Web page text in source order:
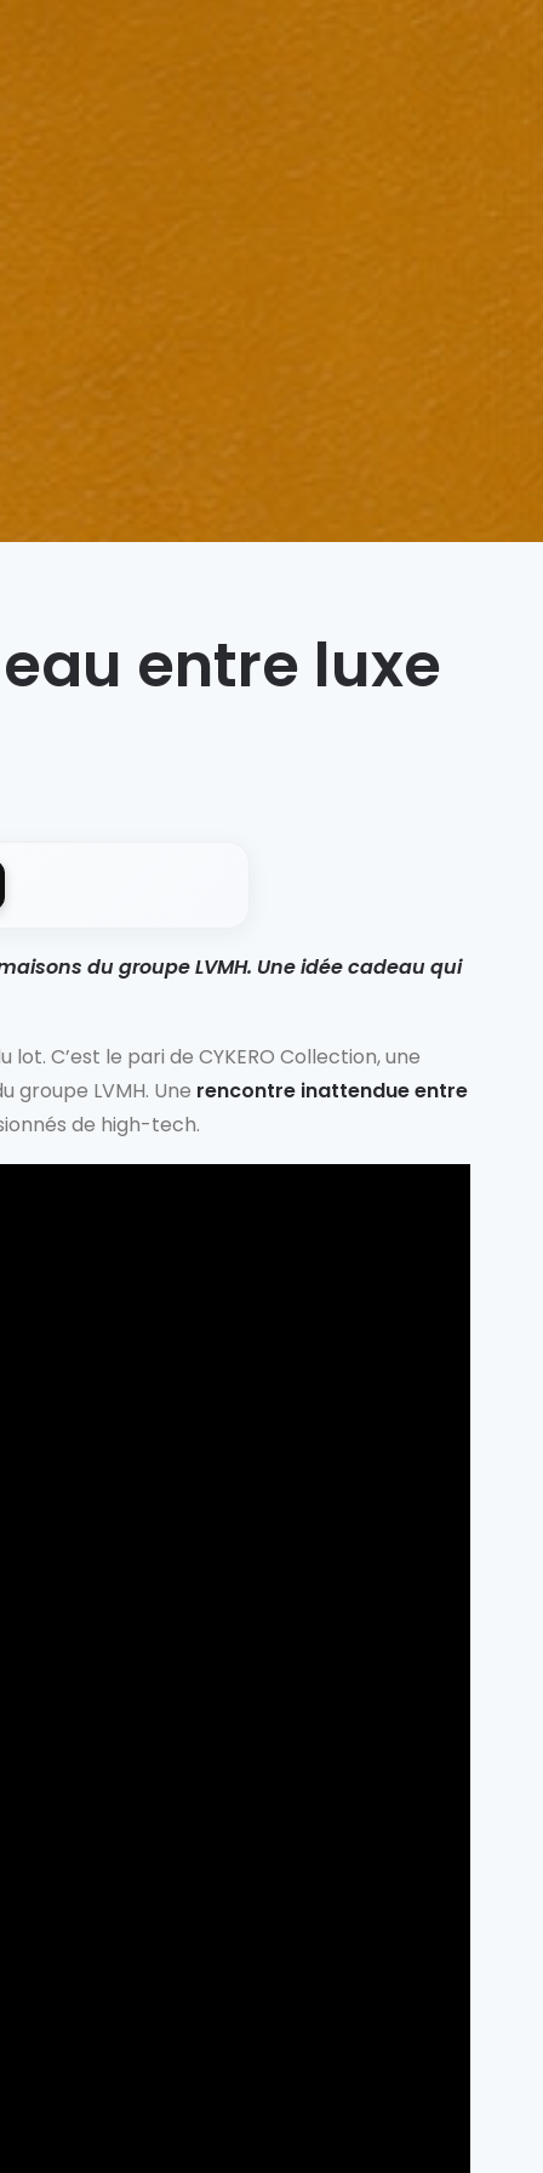
entre luxe
du groupe LVMH. Une idée cadeau qui
C’est le pari de CYKERO Collection, une
groupe LVMH. Une rencontre inattendue entre
de high-tech.